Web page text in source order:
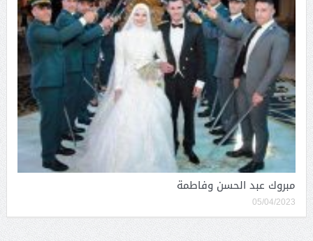
مبروك عبد الحسن وفاطمة
05/04/2023